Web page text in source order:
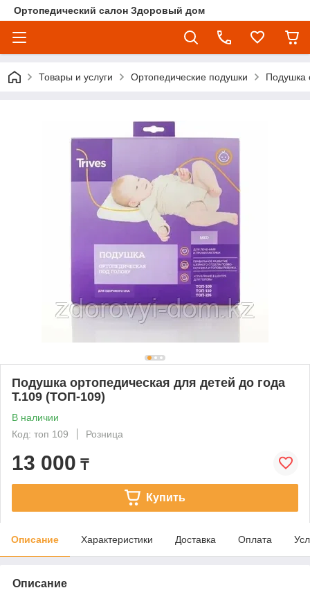
Ортопедический салон Здоровый дом
Товары и услуги Ортопедические подушки Подушка
Подушка ортопедическая для детей до года
Т.109 (ТОП-109)
В наличии
Код: топ 109
Розница
13 000 ₸
Купить
Описание Характеристики Доставка Оплата
Описание